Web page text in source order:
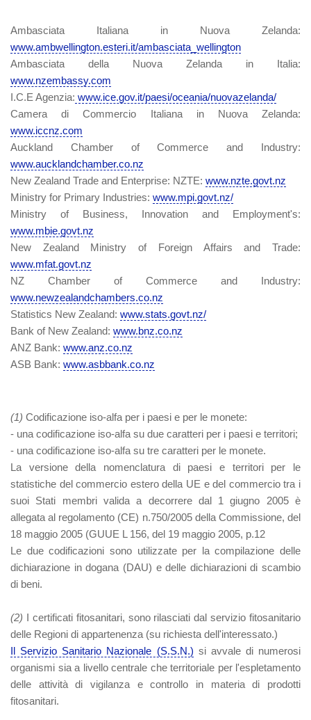
Ambasciata Italiana in Nuova Zelanda:
www.ambwellington.esteri.it/ambasciata_wellington
Ambasciata della Nuova Zelanda in Italia:
www.nzembassy.com
I.C.E Agenzia: www.ice.gov.it/paesi/oceania/nuovazelanda/
Camera di Commercio Italiana in Nuova Zelanda:
www.iccnz.com
Auckland Chamber of Commerce and Industry:
www.aucklandchamber.co.nz
New Zealand Trade and Enterprise: NZTE: www.nzte.govt.nz
Ministry for Primary Industries: www.mpi.govt.nz/
Ministry of Business, Innovation and Employment's:
www.mbie.govt.nz
New Zealand Ministry of Foreign Affairs and Trade:
www.mfat.govt.nz
NZ Chamber of Commerce and Industry:
www.newzealandchambers.co.nz
Statistics New Zealand: www.stats.govt.nz/
Bank of New Zealand: www.bnz.co.nz
ANZ Bank: www.anz.co.nz
ASB Bank: www.asbbank.co.nz
(1) Codificazione iso-alfa per i paesi e per le monete:
- una codificazione iso-alfa su due caratteri per i paesi e territori;
- una codificazione iso-alfa su tre caratteri per le monete.
La versione della nomenclatura di paesi e territori per le
statistiche del commercio estero della UE e del commercio tra i
suoi Stati membri valida a decorrere dal 1 giugno 2005 è
allegata al regolamento (CE) n.750/2005 della Commissione, del
18 maggio 2005 (GUUE L 156, del 19 maggio 2005, p.12
Le due codificazioni sono utilizzate per la compilazione delle
dichiarazione in dogana (DAU) e delle dichiarazioni di scambio
di beni.
(2) I certificati fitosanitari, sono rilasciati dal servizio fitosanitario
delle Regioni di appartenenza (su richiesta dell'interessato.)
Il Servizio Sanitario Nazionale (S.S.N.) si avvale di numerosi
organismi sia a livello centrale che territoriale per l'espletamento
delle attività di vigilanza e controllo in materia di prodotti
fitosanitari.